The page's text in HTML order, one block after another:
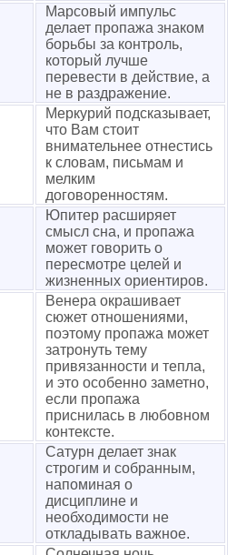
Марсовый импульс
делает пропажа знаком
борьбы за контроль,
который лучше
перевести в действие, а
не в раздражение.
Меркурий подсказывает,
что Вам стоит
внимательнее отнестись
к словам, письмам и
мелким
договоренностям.
Юпитер расширяет
смысл сна, и пропажа
может говорить о
пересмотре целей и
жизненных ориентиров.
Венера окрашивает
сюжет отношениями,
поэтому пропажа может
затронуть тему
привязанности и тепла,
и это особенно заметно,
если пропажа
приснилась в любовном
контексте.
Сатурн делает знак
строгим и собранным,
напоминая о
дисциплине и
необходимости не
откладывать важное.